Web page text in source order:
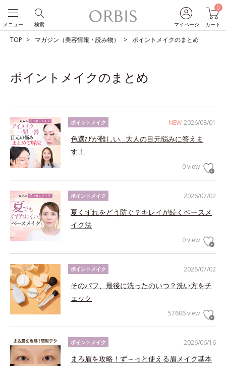
マイページ
0
カート
検索
メニュー
TOP マガジン（美容情報・読み物） ポイントメイクのまとめ
ポイントメイクのまとめ
NEW 2026/08/01
ポイントメイク
色選びが難しい…大人の目元悩みに答えま
す！
0 view
2026/07/02
ポイントメイク
夏くずれをどう防ぐ？キレイが続くベースメ
イク法
0 view
2026/07/02
ポイントメイク
そのパフ、最後に洗ったのいつ？洗い方をチ
ェック
57606 view
2026/06/16
ポイントメイク
まろ眉を攻略！ず～っと使える眉メイク基本